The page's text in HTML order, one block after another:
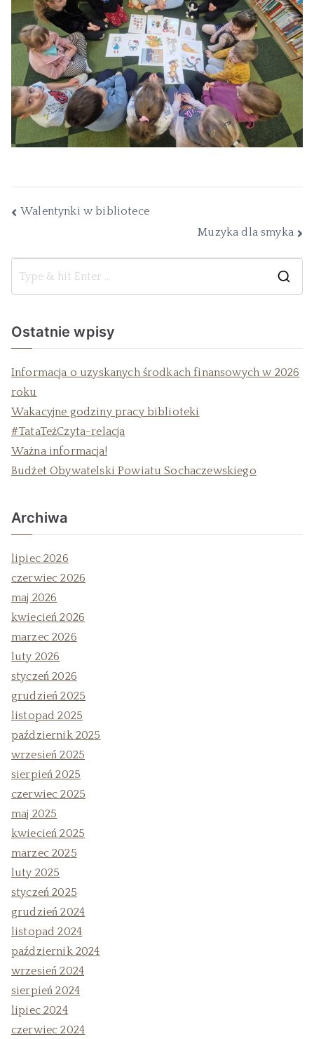
Walentynki w bibliotece
Muzyka dla smyka
Ostatnie wpisy
Informacja o uzyskanych środkach finansowych w 2026
roku
Wakacyjne godziny pracy biblioteki
#TataTeżCzyta-relacja
Ważna informacja!
Budżet Obywatelski Powiatu Sochaczewskiego
Archiwa
lipiec 2026
czerwiec 2026
maj 2026
kwiecień 2026
marzec 2026
luty 2026
styczeń 2026
grudzień 2025
listopad 2025
październik 2025
wrzesień 2025
sierpień 2025
czerwiec 2025
maj 2025
kwiecień 2025
marzec 2025
luty 2025
styczeń 2025
grudzień 2024
listopad 2024
październik 2024
wrzesień 2024
sierpień 2024
lipiec 2024
czerwiec 2024